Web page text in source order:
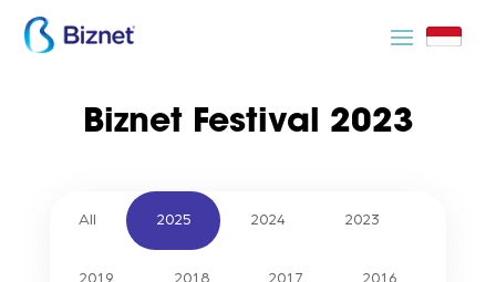
Biznet Festival 2023
All 2025 2024 2023
2019 2018 2017 2016